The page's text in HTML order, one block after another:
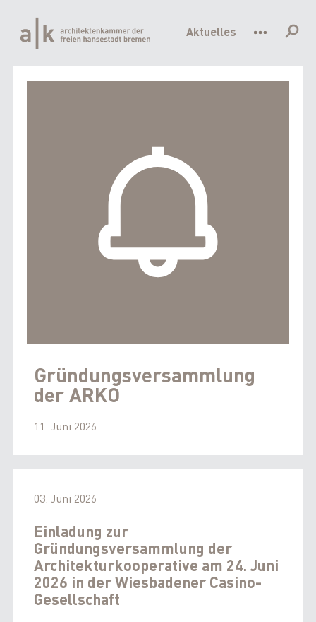
Inhalt
Aktuelles
Gründungsversammlung
der ARKO
11. Juni 2026
03. Juni 2026
Einladung zur
Gründungsversammlung der
Architekturkooperative am 24. Juni
2026 in der Wiesbadener Casino-
Gesellschaft